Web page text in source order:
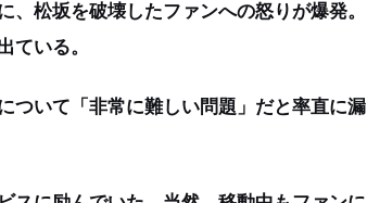
松坂を破壊したファンへの怒りが爆発。
ている。
いて「非常に難しい問題」だと率直に漏